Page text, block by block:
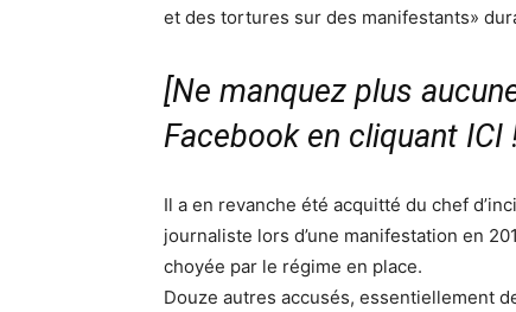
et des tortures sur des manifestants»
[Ne manquez plus
Facebook en cliquant ICI
Il a en revanche été acquitté du chef
journaliste lors d’une manifestation en
choyée par le régime en place.
Douze autres accusés, essentiellement